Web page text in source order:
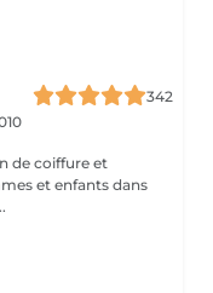
342
de coiffure et
et enfants dans